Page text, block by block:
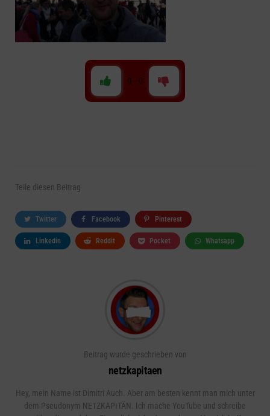
0 - 0
Teile diesen Beitrag
Twitter Facebook Pinterest
Linkedin Reddit Pocket Whatsapp
Beitrag wurde geschrieben von
netzkapitaen
Hey, mein Name ist Dimitri Auch. Aber am besten kennt man mich unter
dem Pseudonym NETZKAPITÄN. Ich mache YouTube und schreibe